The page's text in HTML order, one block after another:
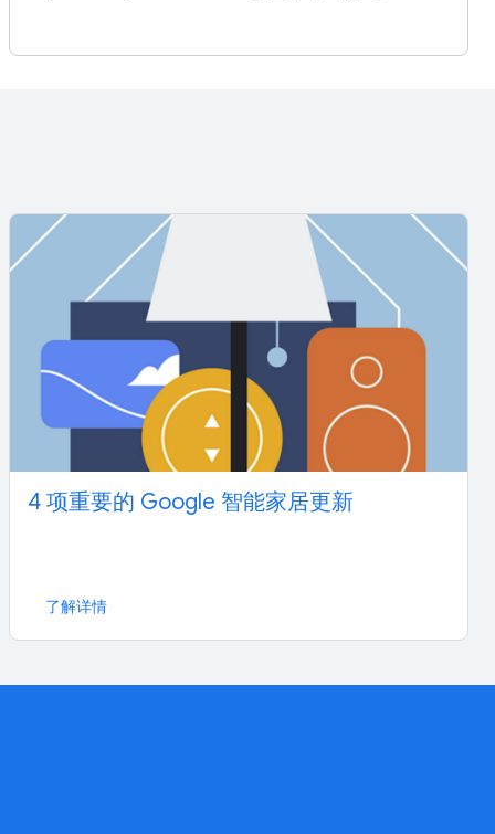
4 项重要的 Google 智能家居更新
了解详情